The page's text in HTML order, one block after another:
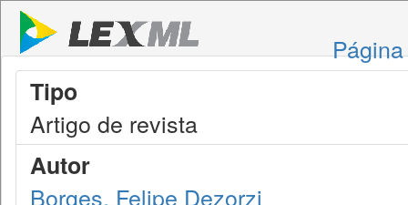
Tipo
Artigo de revista
Autor
Borges, Felipe Dezorzi